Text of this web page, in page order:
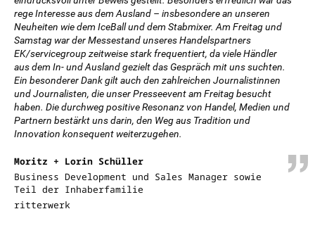
rege Interesse aus dem Ausland – insbesondere an unseren
Neuheiten wie dem IceBall und dem Stabmixer. Am Freitag und
Samstag war der Messestand unseres Handelspartners
EK/servicegroup zeitweise stark frequentiert, da viele Händler
aus dem In- und Ausland gezielt das Gespräch mit uns suchten.
Ein besonderer Dank gilt auch den zahlreichen Journalistinnen
und Journalisten, die unser Presseevent am Freitag besucht
haben. Die durchweg positive Resonanz von Handel, Medien und
Partnern bestärkt uns darin, den Weg aus Tradition und
Innovation konsequent weiterzugehen.
Moritz + Lorin Schüller
Business Development und Sales Manager sowie
Teil der Inhaberfamilie
ritterwerk